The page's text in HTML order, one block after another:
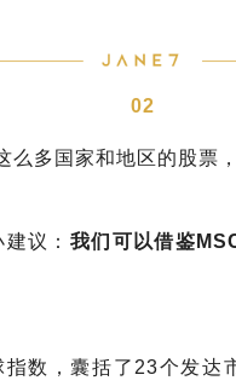
02
么多国家和地区的股票
议： 我们可以借鉴
指数，囊括了23个发达